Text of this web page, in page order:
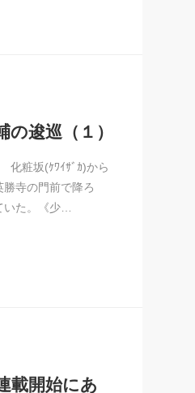
の逡巡（１）
化粧坂(ｹﾜｲｻﾞｶ)から
寺の門前で降ろ
た。《少…
載開始にあ